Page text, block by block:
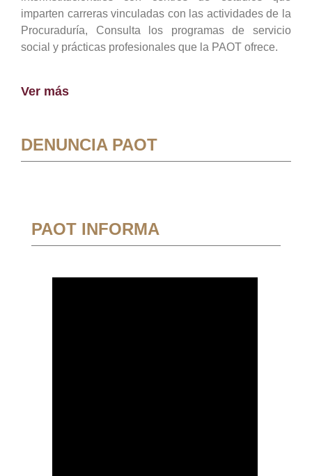
imparten carreras vinculadas con las actividades de la
Procuraduría, Consulta los programas de servicio
social y prácticas profesionales que la PAOT ofrece.
Ver más
DENUNCIA PAOT
PAOT INFORMA